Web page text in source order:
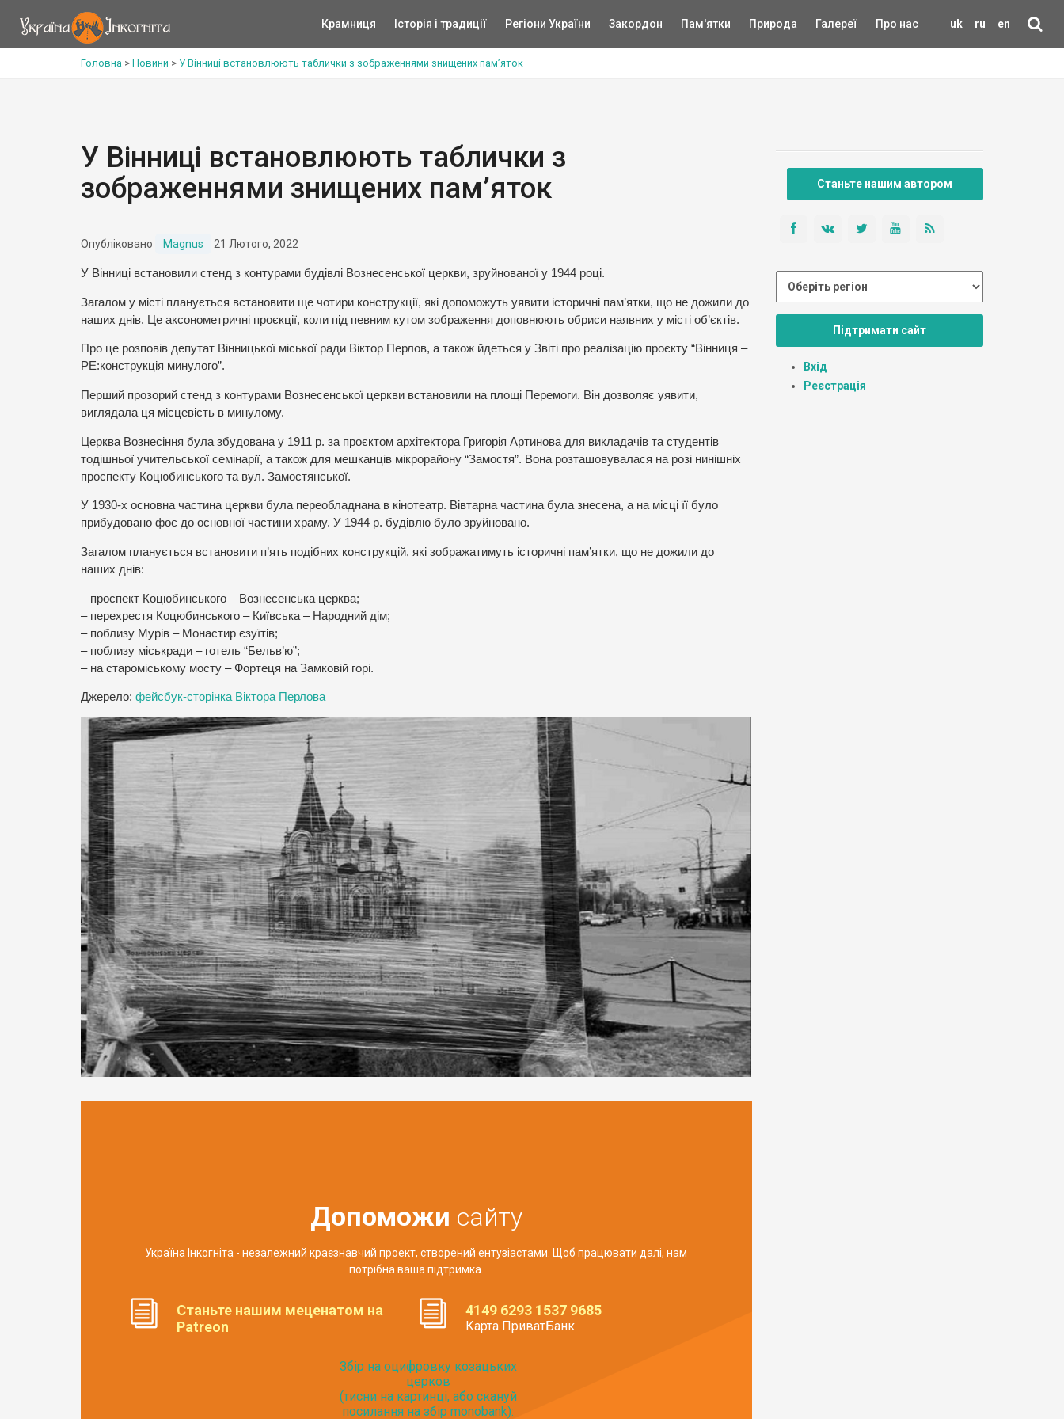
uk ru en
Крамниця Історія і традиції Регіони України Закордон Пам'ятки Природа Галереї Про нас
Головна > Новини > У Вінниці встановлюють таблички з зображеннями знищених пам’яток
У Вінниці встановлюють таблички з
зображеннями знищених пам’яток
Опубліковано Magnus 21 Лютого, 2022
У Вінниці встановили стенд з контурами будівлі Вознесенської церкви, зруйнованої у 1944 році.
Загалом у місті планується встановити ще чотири конструкції, які допоможуть уявити історичні пам’ятки, що не дожили до
наших днів. Це аксонометричні проєкції, коли під певним кутом зображення доповнюють обриси наявних у місті об’єктів.
Про це розповів депутат Вінницької міської ради Віктор Перлов, а також йдеться у Звіті про реалізацію проєкту “Вінниця –
РЕ:конструкція минулого”.
Перший прозорий стенд з контурами Вознесенської церкви встановили на площі Перемоги. Він дозволяє уявити,
виглядала ця місцевість в минулому.
Церква Вознесіння була збудована у 1911 р. за проєктом архітектора Григорія Артинова для викладачів та студентів
тодішньої учительської семінарії, а також для мешканців мікрорайону “Замостя”. Вона розташовувалася на розі нинішніх
проспекту Коцюбинського та вул. Замостянської.
У 1930-х основна частина церкви була переобладнана в кінотеатр. Вівтарна частина була знесена, а на місці її було
прибудовано фоє до основної частини храму. У 1944 р. будівлю було зруйновано.
Загалом планується встановити п’ять подібних конструкцій, які зображатимуть історичні пам’ятки, що не дожили до
наших днів:
– проспект Коцюбинського – Вознесенська церква;
– перехрестя Коцюбинського – Київська – Народний дім;
– поблизу Мурів – Монастир єзуїтів;
– поблизу міськради – готель “Бельв’ю”;
– на староміському мосту – Фортеця на Замковій горі.
Джерело: фейсбук-сторінка Віктора Перлова
Допоможи сайту
Україна Інкогніта - незалежний краєзнавчий проект, створений ентузіастами. Щоб працювати далі, нам
потрібна ваша підтримка.
Станьте нашим меценатом на
Patreon
4149 6293 1537 9685
Карта ПриватБанк
Збір на оцифровку козацьких
церков
(тисни на картинці, або скануй
посилання на збір monobank):
Станьте нашим автором
Підтримати сайт
Вхід
Реєстрація